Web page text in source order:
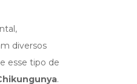
diversos
esse tipo de
.